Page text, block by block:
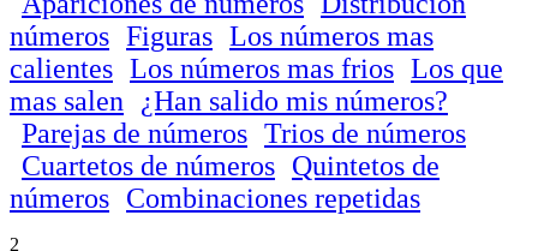
números Figuras Los números mas
calientes Los números mas frios Los que
mas salen
¿Han salido mis números?
Parejas de números Trios de números
Cuartetos de números Quintetos de
números Combinaciones repetidas
2